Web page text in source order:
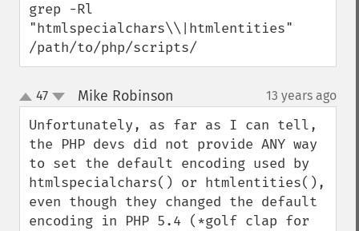
grep -Rl
"htmlspecialchars\\|htmlentities"
/path/to/php/scripts/
up
down
47 Mike Robinson 13 years ago
Unfortunately, as far as I can tell,
the PHP devs did not provide ANY way
to set the default encoding used by
htmlspecialchars() or htmlentities(),
even though they changed the default
encoding in PHP 5.4 (*golf clap for